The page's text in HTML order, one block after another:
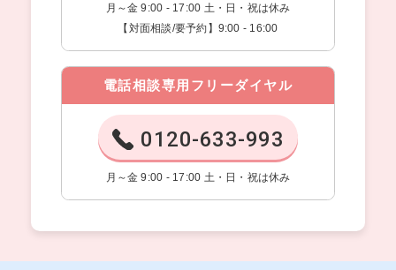
月～金 9:00 - 17:00 土・日・祝は休み
【対面相談/要予約】9:00 - 16:00
電話相談専用フリーダイヤル
0120-633-993
月～金 9:00 - 17:00 土・日・祝は休み